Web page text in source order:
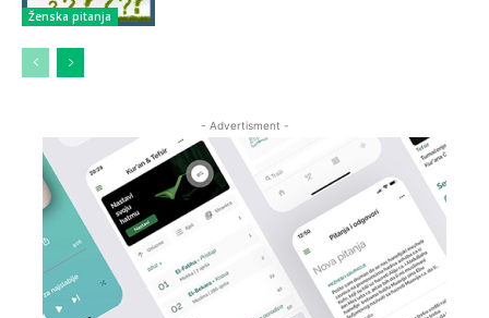
Ženska pitanja
- Advertisment -